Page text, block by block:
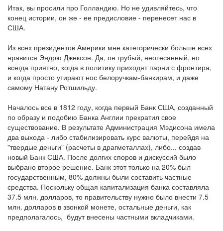
Итак, вы просили про Голландию. Но не удивляйтесь, что
конец истории, он же - ее предисловие - перенесет нас в
США.
Из всех президентов Америки мне категорически больше всех
нравится Эндрю Джексон. Да, он грубый, неотесанный, но
всегда приятно, когда в политику приходят парни с фронтира,
и когда просто утирают нос белоручкам-банкирам, и даже
самому Натану Ротшильду.
Началось все в 1812 году, когда первый Банк США, созданный
по образу и подобию Банка Англии прекратил свое
существование. В результате Администрация Мэдисона имела
два выхода - либо стабилизировать курс валюты, перейдя на
"твердые деньги" (расчеты в драгметаллах), либо... создав
новый Банк США. После долгих споров и дискуссий было
выбрано второе решение. Банк этот только на 20% был
государственным, 80% должны были составить частные
средства. Поскольку общая капитализация банка составляла
37.5 млн. долларов, то правительству нужно было внести 7.5
млн. долларов в звонкой монете, остальные деньги, как
предполагалось, будут внесены частными вкладчиками.